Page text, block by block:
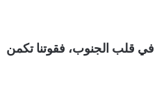
في قلب الجنوب، فقوتنا تكمن